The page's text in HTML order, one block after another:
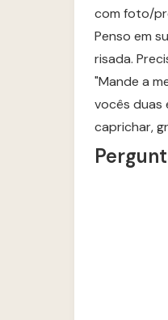
com foto/
Penso em
risada.
"Mande a
vocês duas
caprichar,